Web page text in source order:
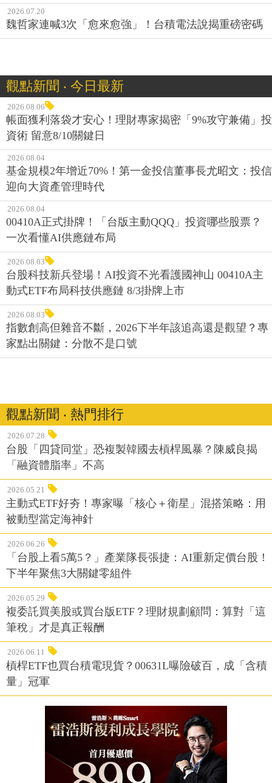
2026.07.20
魏哲家連喊3次「愈來愈強」！台積電法說揭重磅密碼
觀點新聞 ‧ 今日最新
2026.08.06
帳面獲利落袋才安心！理財專家揭密「9%攻守兼備」投
資術 留意8/10關鍵日
2026.08.04
基金規模2年增近70%！第一金投信董事長尤昭文：投信
迎向大資產管理時代
2026.08.04
00410A正式掛牌！「台版主動QQQ」投資哪些股票？
一次看懂AI供應鏈布局
2026.08.03
台股科技新兵登場！AI投資不光看護國神山 00410A主
動式ETF布局科技供應鏈 8/3掛牌上市
2026.08.03
指數創高但雜音不斷，2026下半年該追高還是觀望？專
家點出關鍵：分散不是口號
觀點新聞 ‧ 熱門排行
2026.07.28
台股「四貸同堂」恐複製韓國去槓桿風暴？陳威良揭
「融資體脂率」不高
2026.05.21
主動式ETF好夯！專家曝「核心＋衛星」混搭策略：用
被動型當定海神針
2026.06.26
「台股上看5萬5？」產業隊長張捷：AI重新定價台股！
下半年聚焦3大關鍵零組件
2026.05.29
複委託買美股或買台版ETF？理財規劃顧問：算對「這
筆稅」才是真正報酬
2026.06.11
槓桿ETF也買台積電現貨？00631L曝險破百，成「含積
量」冠軍